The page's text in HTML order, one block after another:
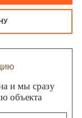
и мы сразу
объекта